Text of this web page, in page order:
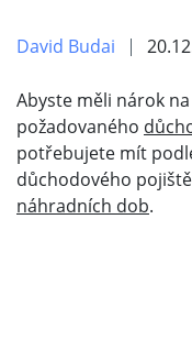
David Budai
Abyste měli nárok
požadovaného
potřebujete mít
důchodového
náhradních dob.